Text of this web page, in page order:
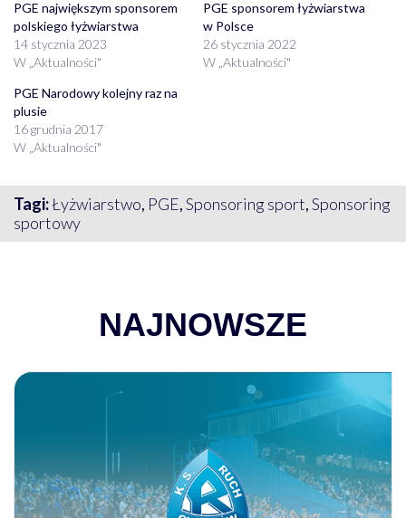
PGE największym sponsorem
polskiego łyżwiarstwa
14 stycznia 2023
W „Aktualności"
PGE sponsorem łyżwiarstwa
w Polsce
26 stycznia 2022
W „Aktualności"
PGE Narodowy kolejny raz na
plusie
16 grudnia 2017
W „Aktualności"
Tagi:Łyżwiarstwo, PGE,Sponsoring sport,Sponsoring
sportowy
NAJNOWSZE